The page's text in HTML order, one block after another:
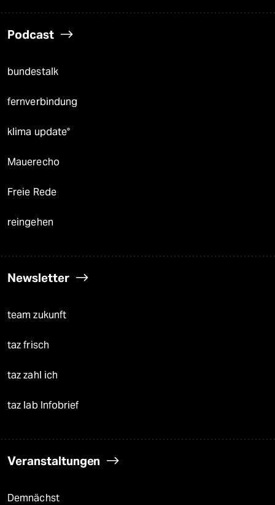
Podcast
bundestalk
fernverbindung
klima update°
Mauerecho
Freie Rede
reingehen
Newsletter
team zukunft
taz frisch
taz zahl ich
taz lab Infobrief
Veranstaltungen
Demnächst